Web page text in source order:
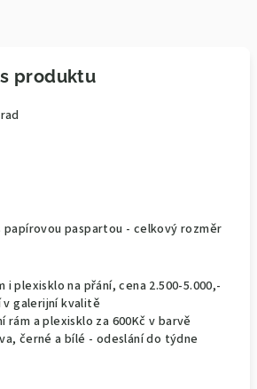
produktu
papírovou paspartou - celkový rozměr
plexisklo na přání, cena 2.500-5.000,-
v galerijní kvalitě
rám a plexisklo za 600Kč v barvě
černé a bílé - odeslání do týdne